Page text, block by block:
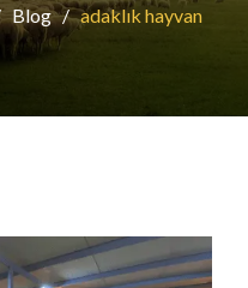
Blog
adaklık hayvan